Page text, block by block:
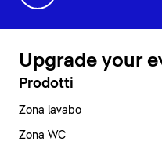
Upgrade your
Prodotti
Zona lavabo
Zona WC